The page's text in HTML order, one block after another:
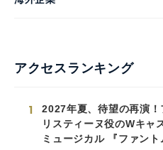
アクセスランキング
1
2027年夏、待望の再演！
リスティーヌ役のWキャ
ミュージカル 『ファント